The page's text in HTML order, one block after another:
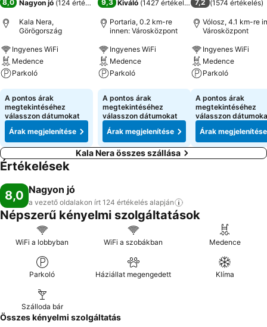
8,0 Nagyon jó (124 értékelés)
Kala Nera,
Görögország
Ingyenes WiFi
Medence
Parkoló
Árak megjelenítése
A pontos árak
megtekintéséhez
válasszon dátumokat
Árak megjelenítése
9,3 Kiváló (1427 értékelés)
Portaria, 0.2 km-re
innen: Városközpont
Ingyenes WiFi
Medence
Parkoló
Árak megjelenítése
A pontos árak
megtekintéséhez
válasszon dátumokat
Árak megjelenítése
7,2 (1574 értékelés)
Vólosz, 4.1 km-re
Városközpont
Ingyenes WiFi
Medence
Parkoló
Árak
A pontos árak
megtekintéséhez
válasszon
Árak megjelenítése
Kala Nera összes szállása
Értékelések
8,0 Nagyon jó
a vezető oldalakon írt 124 értékelés alapján
Népszerű kényelmi szolgáltatások
WiFi a lobbyban WiFi a szobákban Medence
Parkoló Háziállat megengedett Klíma
Szálloda bár
Összes kényelmi szolgáltatás